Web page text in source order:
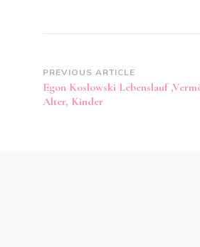
Post
Navigation
PREVIOUS ARTICLE
Egon Koslowski Lebenslauf
Alter, Kinder